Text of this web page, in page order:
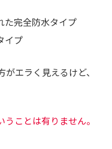
た完全防水タイプ
イプ
エラく見えるけど、
ことは有りません。